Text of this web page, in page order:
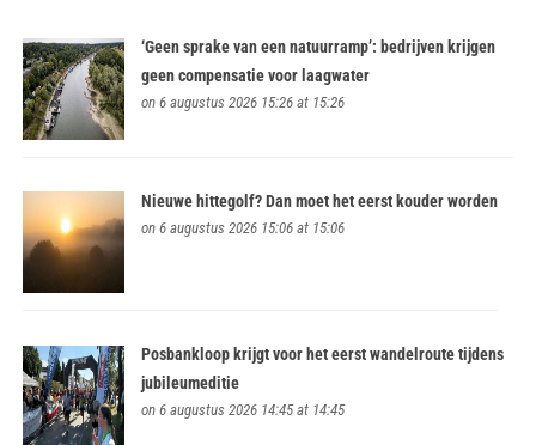
‘Geen sprake van een natuurramp’: bedrijven krijgen
geen compensatie voor laagwater
on 6 augustus 2026 15:26 at 15:26
Nieuwe hittegolf? Dan moet het eerst kouder worden
on 6 augustus 2026 15:06 at 15:06
Posbankloop krijgt voor het eerst wandelroute tijdens
jubileumeditie
on 6 augustus 2026 14:45 at 14:45